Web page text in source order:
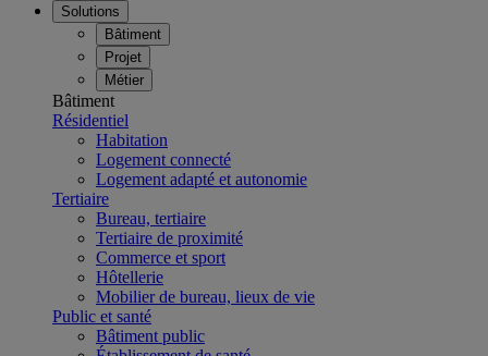
Solutions
Bâtiment
Projet
Métier
Bâtiment
Résidentiel
Habitation
Logement connecté
Logement adapté et autonomie
Tertiaire
Bureau, tertiaire
Tertiaire de proximité
Commerce et sport
Hôtellerie
Mobilier de bureau, lieux de vie
Public et santé
Bâtiment public